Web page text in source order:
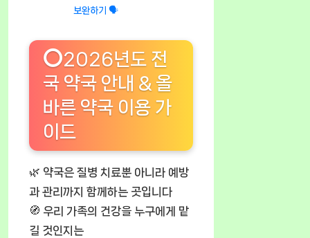
보완하기 🗣️
⭕2026년도 전
국 약국 안내 & 올
바른 약국 이용 가
이드
🌿 약국은 질병 치료뿐 아니라 예방
과 관리까지 함께하는 곳입니다
🧭 우리 가족의 건강을 누구에게 맡
길 것인지는